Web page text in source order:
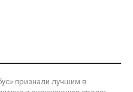
признали лучшим в